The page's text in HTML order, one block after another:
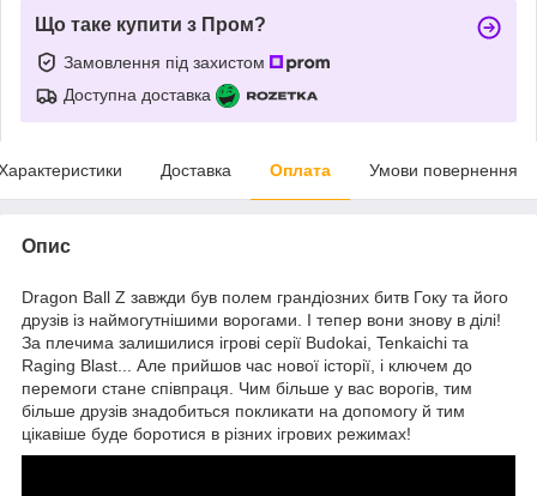
Що таке купити з Пром?
Замовлення під захистом
Доступна доставка
Доставка Оплата Умови повернення
Опис
Dragon Ball Z завжди був полем грандіозних битв Гоку та його
друзів із наймогутнішими ворогами. І тепер вони знову в ділі!
За плечима залишилися ігрові серії Budokai, Tenkaichi та
Raging Blast... Але прийшов час нової історії, і ключем до
перемоги стане співпраця. Чим більше у вас ворогів, тим
більше друзів знадобиться покликати на допомогу й тим
цікавіше буде боротися в різних ігрових режимах!